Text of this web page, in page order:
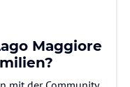
Maggiore